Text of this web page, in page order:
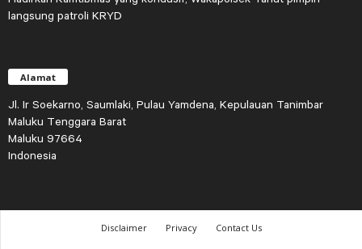
langsung patroli KRYD
Alamat
Jl. Ir Soekarno, Saumlaki, Pulau Yamdena, Kepulauan Tanimbar
Maluku Tenggara Barat
Maluku 97664
Indonesia
Disclaimer Privacy
Contact Us